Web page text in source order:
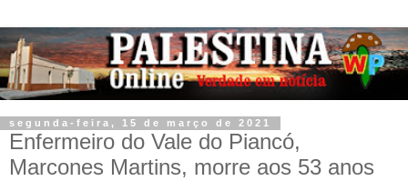
segunda-feira, 15 de março de 2021
Enfermeiro do Vale do Piancó,
Marcones Martins, morre aos 53 anos